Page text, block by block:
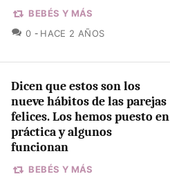
BEBÉS Y MÁS
0 COMENTARIOS
HACE 2 AÑOS
Dicen que estos son los
nueve hábitos de las parejas
felices. Los hemos puesto en
práctica y algunos
funcionan
BEBÉS Y MÁS